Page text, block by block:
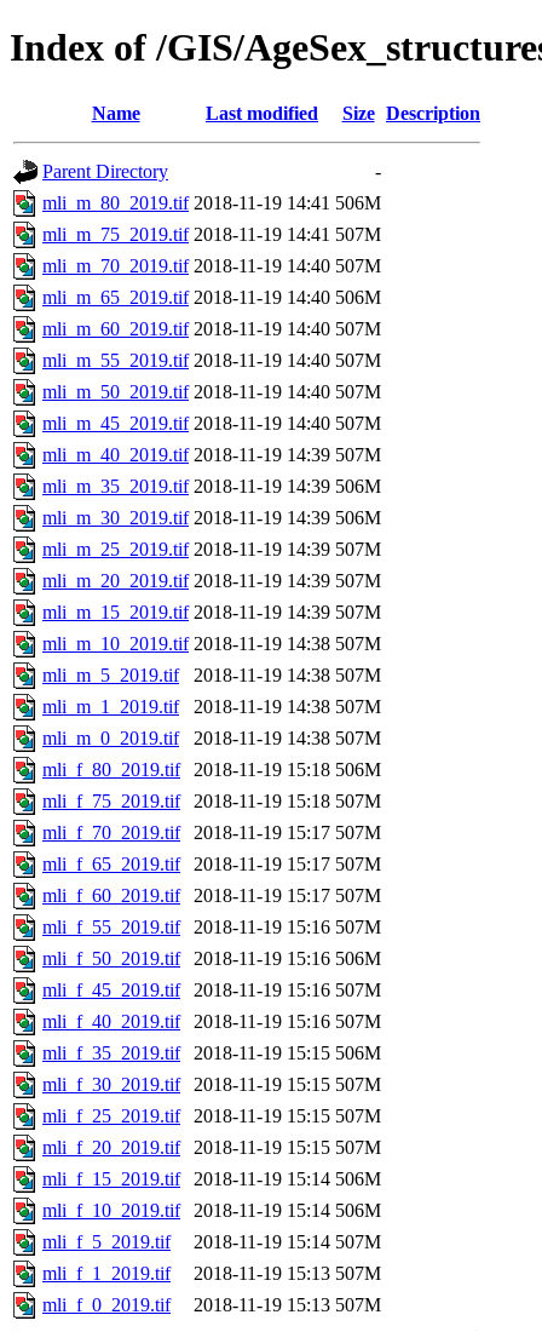
Index of /GIS/
Name Last modified Size Description
Parent Directory
-
mli_m_80_2019.tif 2018-11-19 14:41 506M
mli_m_75_2019.tif 2018-11-19 14:41 507M
mli_m_70_2019.tif 2018-11-19 14:40 507M
mli_m_65_2019.tif 2018-11-19 14:40 506M
mli_m_60_2019.tif 2018-11-19 14:40 507M
mli_m_55_2019.tif 2018-11-19 14:40 507M
mli_m_50_2019.tif 2018-11-19 14:40 507M
mli_m_45_2019.tif 2018-11-19 14:40 507M
mli_m_40_2019.tif 2018-11-19 14:39 507M
mli_m_35_2019.tif 2018-11-19 14:39 506M
mli_m_30_2019.tif 2018-11-19 14:39 506M
mli_m_25_2019.tif 2018-11-19 14:39 507M
mli_m_20_2019.tif 2018-11-19 14:39 507M
mli_m_15_2019.tif 2018-11-19 14:39 507M
mli_m_10_2019.tif 2018-11-19 14:38 507M
mli_m_5_2019.tif
2018-11-19 14:38 507M
mli_m_1_2019.tif
2018-11-19 14:38 507M
mli_m_0_2019.tif
2018-11-19 14:38 507M
mli_f_80_2019.tif
2018-11-19 15:18 506M
mli_f_75_2019.tif
2018-11-19 15:18 507M
mli_f_70_2019.tif
2018-11-19 15:17 507M
mli_f_65_2019.tif
2018-11-19 15:17 507M
mli_f_60_2019.tif
2018-11-19 15:17 507M
mli_f_55_2019.tif
2018-11-19 15:16 507M
mli_f_50_2019.tif
2018-11-19 15:16 506M
mli_f_45_2019.tif
2018-11-19 15:16 507M
mli_f_40_2019.tif
2018-11-19 15:16 507M
mli_f_35_2019.tif
2018-11-19 15:15 506M
mli_f_30_2019.tif
2018-11-19 15:15 507M
mli_f_25_2019.tif
2018-11-19 15:15 507M
mli_f_20_2019.tif
2018-11-19 15:15 507M
mli_f_15_2019.tif
2018-11-19 15:14 506M
mli_f_10_2019.tif
2018-11-19 15:14 506M
mli_f_5_2019.tif
2018-11-19 15:14 507M
mli_f_1_2019.tif
2018-11-19 15:13 507M
mli_f_0_2019.tif
2018-11-19 15:13 507M